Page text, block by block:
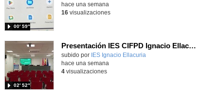
00′ 59″
hace una semana
16visualizaciones
Presentación IES CIFPD Ignacio Ellacuría
Contenido educativo.
subido por IES Ignacio Ellacuria
02′ 52″
hace una semana
4visualizaciones